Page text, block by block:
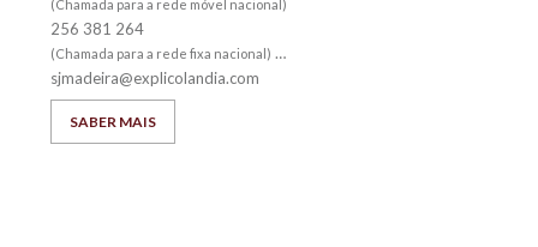
(Chamada para a rede móvel nacional)
256 381 264
(Chamada para a rede fixa nacional)
sjmadeira@explicolandia.com
SABER MAIS